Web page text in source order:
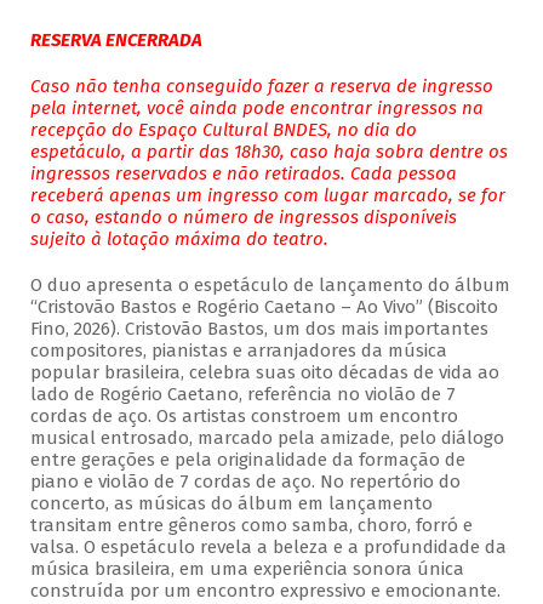
RESERVA ENCERRADA
Caso não tenha conseguido fazer a reserva de ingresso
pela internet, você ainda pode encontrar ingressos na
recepção do Espaço Cultural BNDES, no dia do
espetáculo, a partir das 18h30, caso haja sobra dentre os
ingressos reservados e não retirados. Cada pessoa
receberá apenas um ingresso com lugar marcado, se for
o caso, estando o número de ingressos disponíveis
sujeito à lotação máxima do teatro.
O duo apresenta o espetáculo de lançamento do álbum
“Cristovão Bastos e Rogério Caetano – Ao Vivo” (Biscoito
Fino, 2026). Cristovão Bastos, um dos mais importantes
compositores, pianistas e arranjadores da música
popular brasileira, celebra suas oito décadas de vida ao
lado de Rogério Caetano, referência no violão de 7
cordas de aço. Os artistas constroem um encontro
musical entrosado, marcado pela amizade, pelo diálogo
entre gerações e pela originalidade da formação de
piano e violão de 7 cordas de aço. No repertório do
concerto, as músicas do álbum em lançamento
transitam entre gêneros como samba, choro, forró e
valsa. O espetáculo revela a beleza e a profundidade da
música brasileira, em uma experiência sonora única
construída por um encontro expressivo e emocionante.